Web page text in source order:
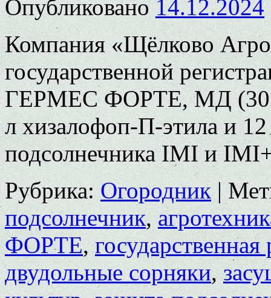
Опубликовано 14.12.2024
Компания «Щёлково
государственной
ГЕРМЕС ФОРТЕ, МД (30
л хизалофоп-П-этила и
подсолнечника IMI и
Рубрика: Огородник |
подсолнечник,
ФОРТЕ,
двудольные сорняки,